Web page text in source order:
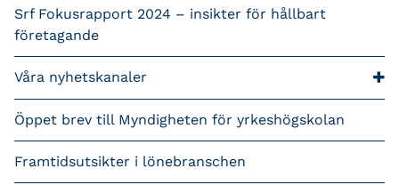
Srf Fokusrapport 2024 – insikter för hållbart
företagande
Våra nyhetskanaler
Öppet brev till Myndigheten för yrkeshögskolan
Framtidsutsikter i lönebranschen